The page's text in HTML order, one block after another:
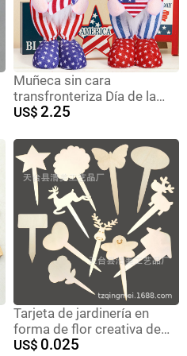
Muñeca sin cara
transfronteriza Día de la
Independencia de los
muñeca decoración regalo
de vacaciones decoración
US$ 2.25
Tarjeta de jardinería en
forma de flor creativa de
madera dedicada
US$ 0.025